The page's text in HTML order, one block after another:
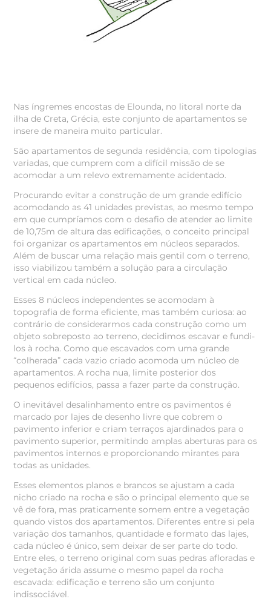
Nas íngremes encostas de Elounda, no litoral norte da
ilha de Creta, Grécia, este conjunto de apartamentos se
insere de maneira muito particular.
São apartamentos de segunda residência, com tipologias
variadas, que cumprem com a difícil missão de se
acomodar a um relevo extremamente acidentado.
Procurando evitar a construção de um grande edifício
acomodando as 41 unidades previstas, ao mesmo tempo
em que cumpríamos com o desafio de atender ao limite
de 10,75m de altura das edificações, o conceito principal
foi organizar os apartamentos em núcleos separados.
Além de buscar uma relação mais gentil com o terreno,
isso viabilizou também a solução para a circulação
vertical em cada núcleo.
Esses 8 núcleos independentes se acomodam à
topografia de forma eficiente, mas também curiosa: ao
contrário de considerarmos cada construção como um
objeto sobreposto ao terreno, decidimos escavar e fundi-
los à rocha. Como que escavados com uma grande
“colherada” cada vazio criado acomoda um núcleo de
apartamentos. A rocha nua, limite posterior dos
pequenos edifícios, passa a fazer parte da construção.
O inevitável desalinhamento entre os pavimentos é
marcado por lajes de desenho livre que cobrem o
pavimento inferior e criam terraços ajardinados para o
pavimento superior, permitindo amplas aberturas para os
pavimentos internos e proporcionando mirantes para
todas as unidades.
Esses elementos planos e brancos se ajustam a cada
nicho criado na rocha e são o principal elemento que se
vê de fora, mas praticamente somem entre a vegetação
quando vistos dos apartamentos. Diferentes entre si pela
variação dos tamanhos, quantidade e formato das lajes,
cada núcleo é único, sem deixar de ser parte do todo.
Entre eles, o terreno original com suas pedras afloradas e
vegetação árida assume o mesmo papel da rocha
escavada: edificação e terreno são um conjunto
indissociável.